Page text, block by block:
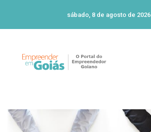
sábado, 8 de agosto de 2026